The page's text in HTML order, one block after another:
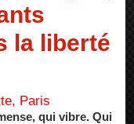
la liberté
Paris
qui vibre. Qui